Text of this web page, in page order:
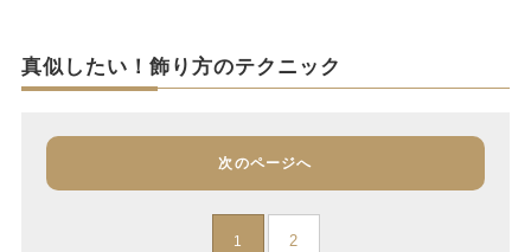
真似したい！飾り方のテクニック
次のページへ
1 2